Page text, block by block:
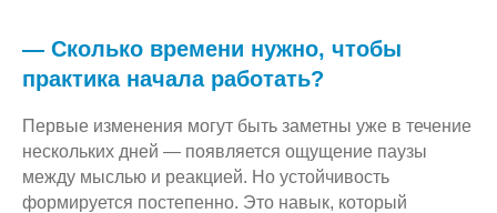
— Сколько времени нужно, чтобы
практика начала работать?
Первые изменения могут быть заметны уже в течение
нескольких дней — появляется ощущение паузы
между мыслью и реакцией. Но устойчивость
формируется постепенно. Это навык, который